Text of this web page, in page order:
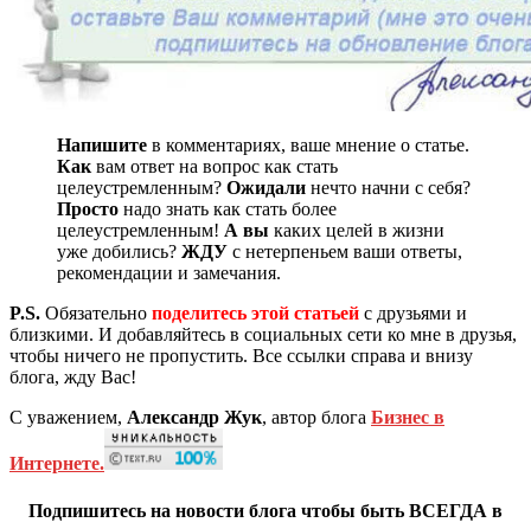
Напишите в комментариях, ваше мнение о статье.
Как вам ответ на вопрос как стать
целеустремленным? Ожидали нечто начни с себя?
Просто надо знать как стать более
целеустремленным! А вы каких целей в жизни
уже добились? ЖДУ с нетерпеньем ваши ответы,
рекомендации и замечания.
P.S. Обязательно поделитесь этой статьей с друзьями и
близкими. И добавляйтесь в социальных сети ко мне в друзья,
чтобы ничего не пропустить. Все ссылки справа и внизу
блога, жду Вас!
С уважением, Александр Жук, автор блога Бизнес в
Интернете.
Подпишитесь на новости блога чтобы быть ВСЕГДА в